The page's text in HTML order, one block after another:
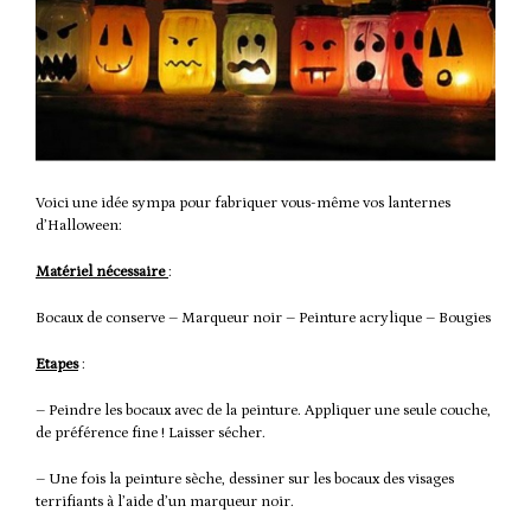
Voici une idée sympa pour fabriquer vous-même vos lanternes
d’Halloween:
Matériel nécessaire :
Bocaux de conserve – Marqueur noir – Peinture acrylique – Bougies
Etapes:
– Peindre les bocaux avec de la peinture. Appliquer une seule couche,
de préférence fine ! Laisser sécher.
– Une fois la peinture sèche, dessiner sur les bocaux des visages
terrifiants à l’aide d’un marqueur noir.